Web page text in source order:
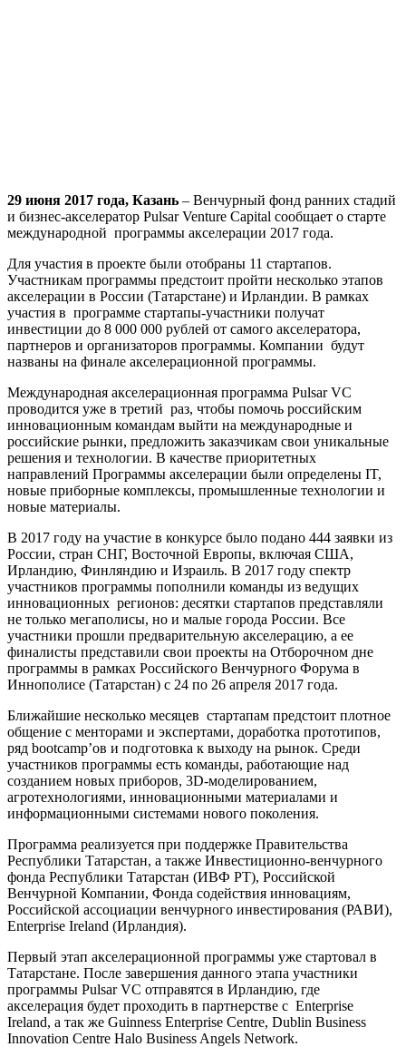
29 июня 2017 года, Казань – Венчурный фонд ранних стадий
и бизнес-акселератор Pulsar Venture Capital сообщает о старте
международной программы акселерации 2017 года.
Для участия в проекте были отобраны 11 стартапов.
Участникам программы предстоит пройти несколько этапов
акселерации в России (Татарстане) и Ирландии. В рамках
участия в программе стартапы-участники получат
инвестиции до 8 000 000 рублей от самого акселератора,
партнеров и организаторов программы. Компании будут
названы на финале акселерационной программы.
Международная акселерационная программа Pulsar VC
проводится уже в третий раз, чтобы помочь российским
инновационным командам выйти на международные и
российские рынки, предложить заказчикам свои уникальные
решения и технологии. В качестве приоритетных
направлений Программы акселерации были определены IT,
новые приборные комплексы, промышленные технологии и
новые материалы.
В 2017 году на участие в конкурсе было подано 444 заявки из
России, стран СНГ, Восточной Европы, включая США,
Ирландию, Финляндию и Израиль. В 2017 году спектр
участников программы пополнили команды из ведущих
инновационных регионов: десятки стартапов представляли
не только мегаполисы, но и малые города России. Все
участники прошли предварительную акселерацию, а ее
финалисты представили свои проекты на Отборочном дне
программы в рамках Российского Венчурного Форума в
Иннополисе (Татарстан) с 24 по 26 апреля 2017 года.
Ближайшие несколько месяцев стартапам предстоит плотное
общение с менторами и экспертами, доработка прототипов,
ряд bootcamp’ов и подготовка к выходу на рынок. Среди
участников программы есть команды, работающие над
созданием новых приборов, 3D-моделированием,
агротехнологиями, инновационными материалами и
информационными системами нового поколения.
Программа реализуется при поддержке Правительства
Республики Татарстан, а также Инвестиционно-венчурного
фонда Республики Татарстан (ИВФ РТ), Российской
Венчурной Компании, Фонда содействия инновациям,
Российской ассоциации венчурного инвестирования (РАВИ),
Enterprise Ireland (Ирландия).
Первый этап акселерационной программы уже стартовал в
Татарстане. После завершения данного этапа участники
программы Pulsar VC отправятся в Ирландию, где
акселерация будет проходить в партнерстве с Enterprise
Ireland, а так же Guinness Enterprise Centre, Dublin Business
Innovation Centre Halo Business Angels Network.